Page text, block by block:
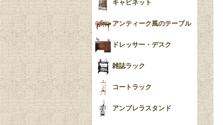
キャビネット
アンティーク風のテーブル
ドレッサー・デスク
雑誌ラック
コートラック
アンブレラスタンド